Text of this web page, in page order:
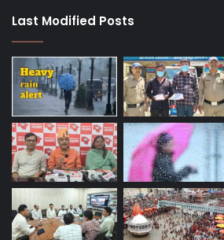
Last Modified Posts